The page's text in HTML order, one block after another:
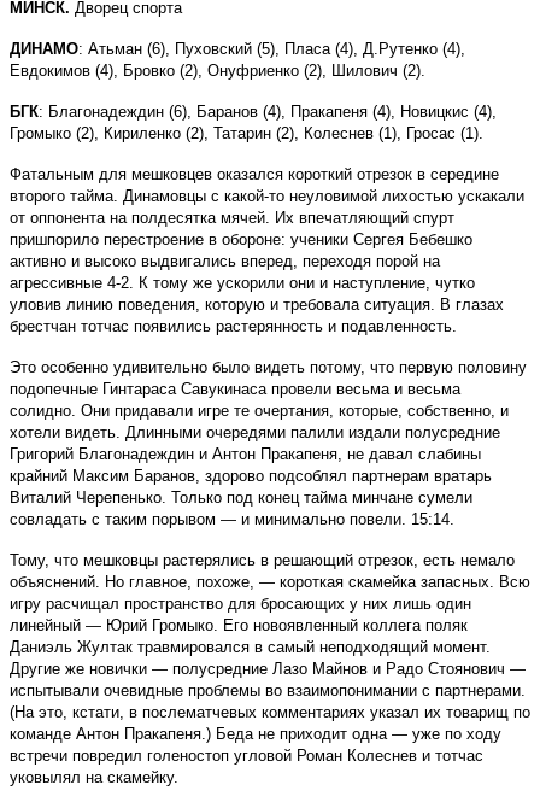
МИНСК. Дворец спорта
ДИНАМО: Атьман (6), Пуховский (5), Пласа (4), Д.Рутенко (4),
Евдокимов (4), Бровко (2), Онуфриенко (2), Шилович (2).
БГК: Благонадеждин (6), Баранов (4), Пракапеня (4), Новицкис (4),
Громыко (2), Кириленко (2), Татарин (2), Колеснев (1), Гросас (1).
Фатальным для мешковцев оказался короткий отрезок в середине
второго тайма. Динамовцы с какой-то неуловимой лихостью ускакали
от оппонента на полдесятка мячей. Их впечатляющий спурт
пришпорило перестроение в обороне: ученики Сергея Бебешко
активно и высоко выдвигались вперед, переходя порой на
агрессивные 4-2. К тому же ускорили они и наступление, чутко
уловив линию поведения, которую и требовала ситуация. В глазах
брестчан тотчас появились растерянность и подавленность.
Это особенно удивительно было видеть потому, что первую половину
подопечные Гинтараса Савукинаса провели весьма и весьма
солидно. Они придавали игре те очертания, которые, собственно, и
хотели видеть. Длинными очередями палили издали полусредние
Григорий Благонадеждин и Антон Пракапеня, не давал слабины
крайний Максим Баранов, здорово подсоблял партнерам вратарь
Виталий Черепенько. Только под конец тайма минчане сумели
совладать с таким порывом — и минимально повели. 15:14.
Тому, что мешковцы растерялись в решающий отрезок, есть немало
объяснений. Но главное, похоже, — короткая скамейка запасных. Всю
игру расчищал пространство для бросающих у них лишь один
линейный — Юрий Громыко. Его новоявленный коллега поляк
Даниэль Жултак травмировался в самый неподходящий момент.
Другие же новички — полусредние Лазо Майнов и Радо Стоянович —
испытывали очевидные проблемы во взаимопонимании с партнерами.
(На это, кстати, в послематчевых комментариях указал их товарищ по
команде Антон Пракапеня.) Беда не приходит одна — уже по ходу
встречи повредил голеностоп угловой Роман Колеснев и тотчас
уковылял на скамейку.